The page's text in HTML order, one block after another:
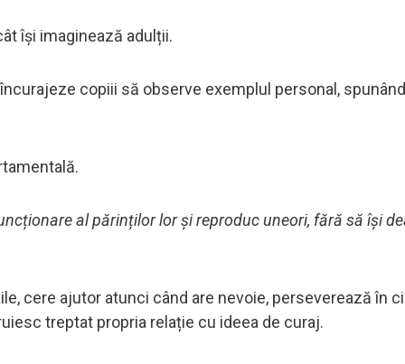
își imaginează adulții.
copiii să observe exemplul personal,
al părinților lor și reproduc uneori, fără să își
cere ajutor atunci când are nevoie, perseverează în
treptat propria relație cu ideea de curaj.